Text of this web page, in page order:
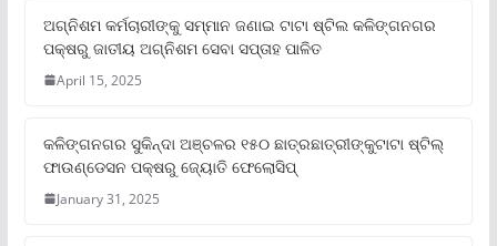
ଅଗ୍ନିଶମ କର୍ମଚାରୀଙ୍କୁ ସମ୍ମାନ ଜଣାଇ ଟାଟା ଷ୍ଟିଲ କଳିଙ୍ଗନଗର
ପକ୍ଷରୁ ଜାତୀୟ ଅଗ୍ନିଶମ ସେବା ସପ୍ତାହ ପାଳିତ
April 15, 2025
କଳିଙ୍ଗନଗର ସୁକିନ୍ଦା ଅଞ୍ଚଳର ୧୫୦ ଛାତ୍ରଛାତ୍ରୀଙ୍କୁଟାଟା ଷ୍ଟିଲ୍
ଫାଉଣ୍ଡେସନ ପକ୍ଷରୁ ଜ୍ୟୋତି ଫେଲୋସିପ୍‌
January 31, 2025